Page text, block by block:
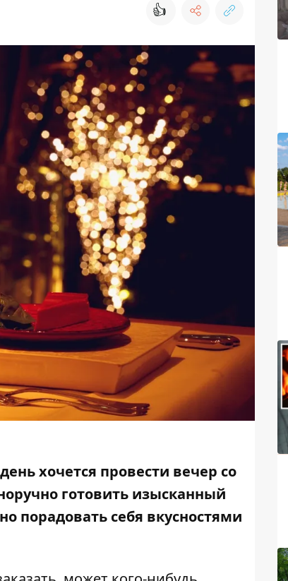
👍
хочется провести вечер со
готовить изысканный
порадовать себя вкусностями